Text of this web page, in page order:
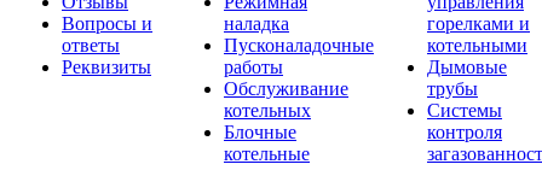
Вопросы и
ответы
Реквизиты
наладка
Пусконаладочные
работы
Обслуживание
котельных
Блочные
котельные
горелками и
котельными
Дымовые
трубы
Системы
контроля